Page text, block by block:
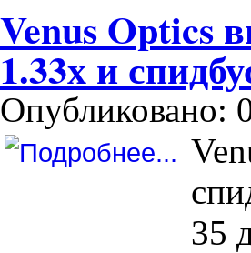
Venus Optics
1.33х и
Опубликовано:
35